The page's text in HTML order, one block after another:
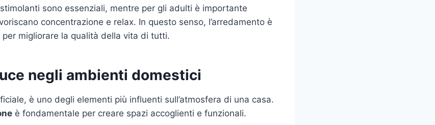
sono essenziali, mentre per gli adulti è importante
concentrazione e relax. In questo senso, l’arredamento è
migliorare la qualità della vita di tutti.
negli ambienti domestici
è uno degli elementi più influenti sull’atmosfera di una casa.
è fondamentale per creare spazi accoglienti e funzionali.